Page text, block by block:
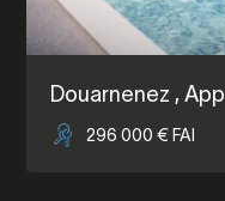
Douarnenez ,
296 000 € FAI